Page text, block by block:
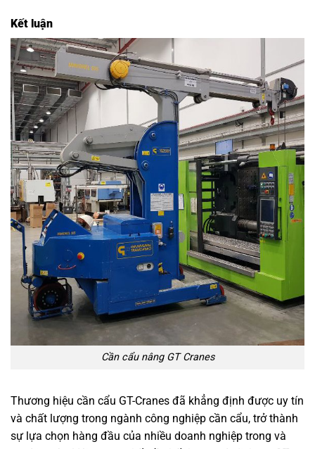
Kết luận
Cần cẩu nâng GT Cranes
Thương hiệu cần cẩu GT-Cranes đã khẳng định được uy tín
và chất lượng trong ngành công nghiệp cần cẩu, trở thành
sự lựa chọn hàng đầu của nhiều doanh nghiệp trong và